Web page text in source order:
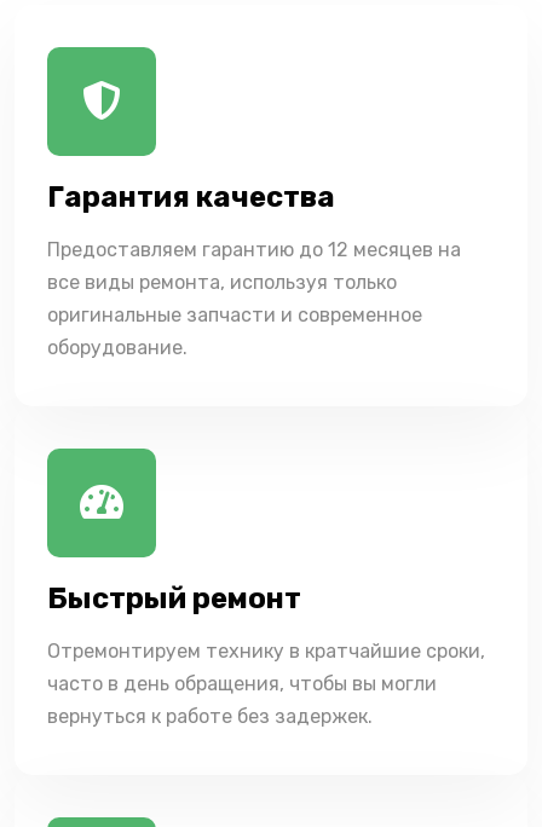
Гарантия качества
Предоставляем гарантию до 12 месяцев на
все виды ремонта, используя только
оригинальные запчасти и современное
оборудование.
Быстрый ремонт
Отремонтируем технику в кратчайшие сроки,
часто в день обращения, чтобы вы могли
вернуться к работе без задержек.